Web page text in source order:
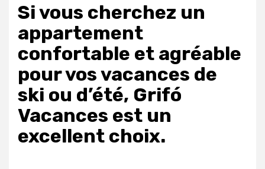
Si vous cherchez un
appartement
confortable et agréable
pour vos vacances de
ski ou d’été, Grifó
Vacances est un
excellent choix.